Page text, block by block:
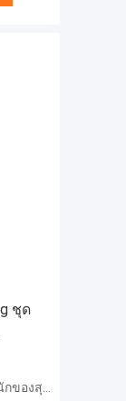
ชุด
นัข/สุนัข